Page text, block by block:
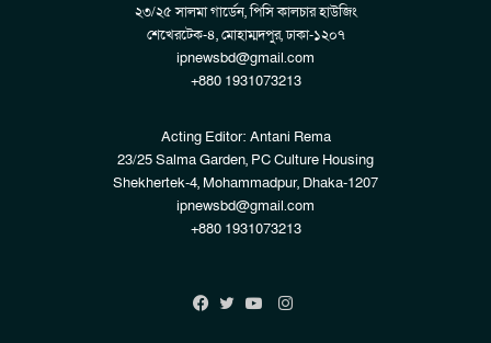
২৩/২৫ সালমা গার্ডেন, পিসি কালচার হাউজিং
শেখেরটেক-৪, মোহাম্মদপুর, ঢাকা-১২০৭
ipnewsbd@gmail.com
+880 1931073213
Acting Editor: Antani Rema
23/25 Salma Garden, PC Culture Housing
Shekhertek-4, Mohammadpur, Dhaka-1207
ipnewsbd@gmail.com
+880 1931073213
Instagram